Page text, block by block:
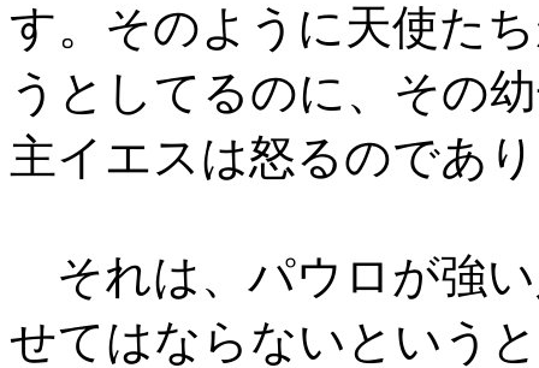
す。そのように天使た
うとしてるのに、その
主イエスは怒るのであ
それは、パウロが強
せてはならないという